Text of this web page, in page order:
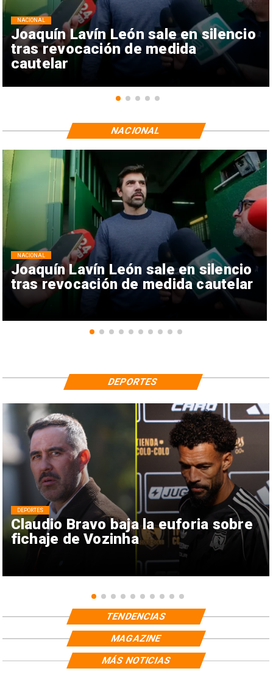
Joaquín Lavín León sale en silencio
tras revocación de medida
cautelar
NACIONAL
Joaquín Lavín León sale en silencio
tras revocación de medida cautelar
NACIONAL
NACIONAL
Claudio Bravo baja la euforia sobre
fichaje de Vozinha
DEPORTES
DEPORTES
TENDENCIAS
MAGAZINE
MÁS NOTICIAS